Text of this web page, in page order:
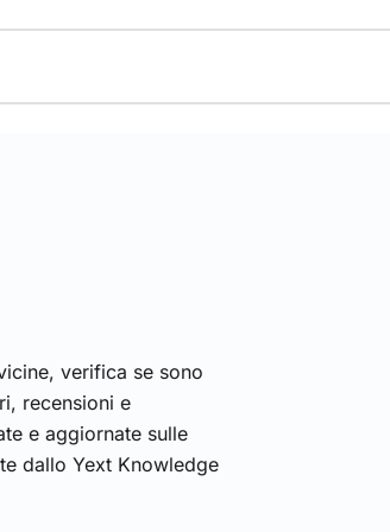
verifica se sono
recensioni e
e aggiornate sulle
dallo Yext Knowledge